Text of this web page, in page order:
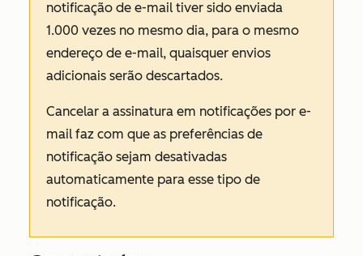
notificação de e-mail tiver sido enviada
1.000 vezes no mesmo dia, para o mesmo
endereço de e-mail, quaisquer envios
adicionais serão descartados.
Cancelar a assinatura em notificações por e-
mail faz com que as preferências de
notificação sejam desativadas
automaticamente para esse tipo de
notificação.